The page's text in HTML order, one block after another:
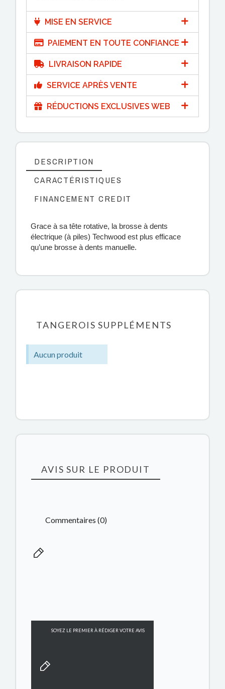
MISE EN SERVICE
PAIEMENT EN TOUTE CONFIANCE
LIVRAISON RAPIDE
SERVICE APRÈS VENTE
RÉDUCTIONS EXCLUSIVES WEB
DESCRIPTION
CARACTÉRISTIQUES
FINANCEMENT CREDIT
Grace à sa tête rotative, la brosse à dents
électrique (à piles) Techwood est plus efficace
qu’une brosse à dents manuelle.
TANGEROIS SUPPLÉMENTS
Aucun produit
AVIS SUR LE PRODUIT
Commentaires (0)
SOYEZ LE PREMIER À RÉDIGER VOTRE AVIS